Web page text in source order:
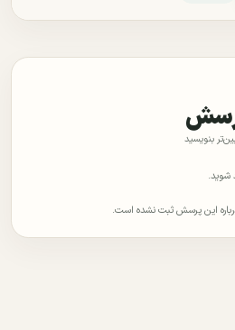
بنویسید
شوید.
این پرسش ثبت نشده است.